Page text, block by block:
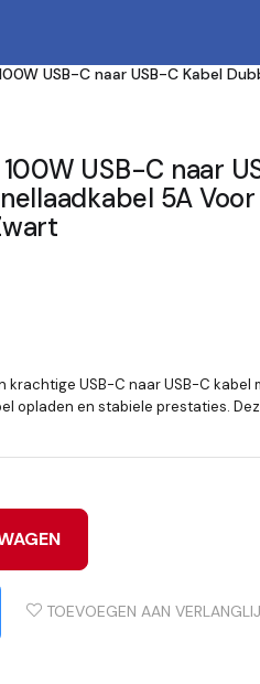
USB-C naar USB-C Kabel
USB-C naar
5A
krachtige USB-C naar USB-C
opladen en stabiele prestaties.
TOEVOEGEN AAN